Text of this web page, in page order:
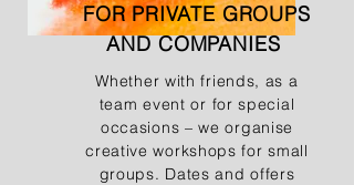
FOR PRIVATE GROUPS
AND COMPANIES
Whether with friends, as a
team event or for special
occasions – we organise
creative workshops for small
groups. Dates and offers